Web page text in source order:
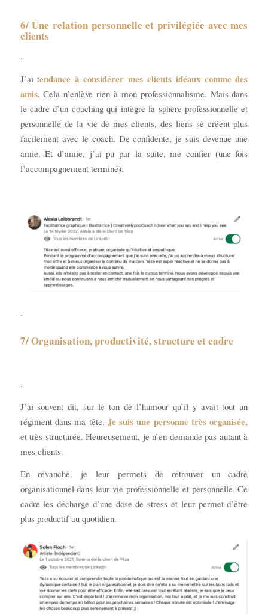
6/ Une relation personnelle et privilégiée avec mes
clients
.
J’ai tendance à considérer mes clients idéaux comme des
amis. Cela n’enlève rien à mon professionnalisme. Mais dans
le cadre d’un coaching qui intègre la sphère professionnelle et
personnelle de la vie de mes clients, des liens se créent plus
facilement avec le coach. De confidente, je suis devenue une
amie. Et d’amie, j’ai pu par la suite, me confier (une fois
l’accompagnement terminé);
.
7/Organisation, productivité, structure et cadre
.
J’ai souvent dit, sur le ton de l’humour qu’il y avait tout un
régiment dans ma tête. Je suis une personne très organisée,
et très structurée. Heureusement, je n’en demande pas autant à
mes clients.
En revanche, je leur permets de retrouver un cadre
organisationnel dans leur vie professionnelle et personnelle. Ce
cadre les décharge d’une dose de stress et leur permet d’être
plus productif au quotidien.